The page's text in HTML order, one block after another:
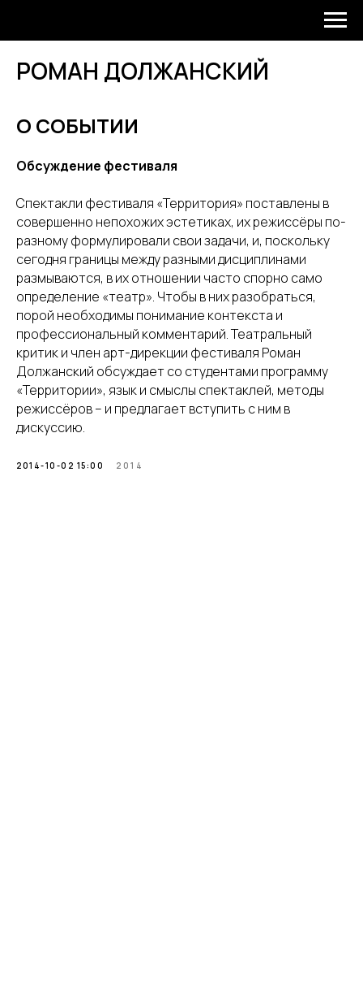
РОМАН ДОЛЖАНСКИЙ
О СОБЫТИИ
Обсуждение фестиваля
Спектакли фестиваля «Территория» поставлены в
совершенно непохожих эстетиках, их режиссёры по-
разному формулировали свои задачи, и, поскольку
сегодня границы между разными дисциплинами
размываются, в их отношении часто спорно само
определение «театр». Чтобы в них разобраться,
порой необходимы понимание контекста и
профессиональный комментарий. Театральный
критик и член арт-дирекции фестиваля Роман
Должанский обсуждает со студентами программу
«Территории», язык и смыслы спектаклей, методы
режиссёров – и предлагает вступить с ним в
дискуссию.
2014-10-02 15:00 2014